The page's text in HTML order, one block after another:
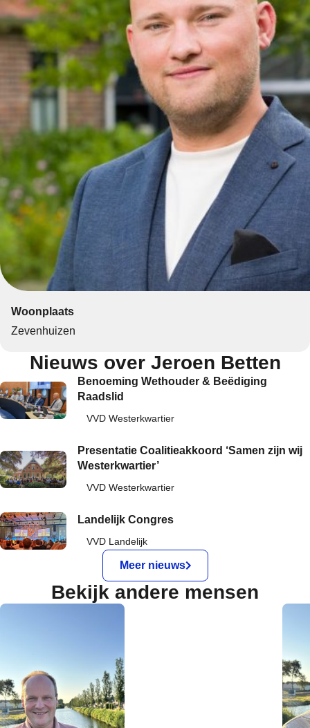
Woonplaats
Zevenhuizen
Nieuws over Jeroen Betten
Benoeming Wethouder & Beëdiging
Raadslid
1 juli 2026
VVD Westerkwartier
Presentatie Coalitieakkoord ‘Samen zijn wij
Westerkwartier’
25 juni 2026
VVD Westerkwartier
Landelijk Congres
13 juni 2026
VVD Landelijk
Meer nieuws
Bekijk andere mensen